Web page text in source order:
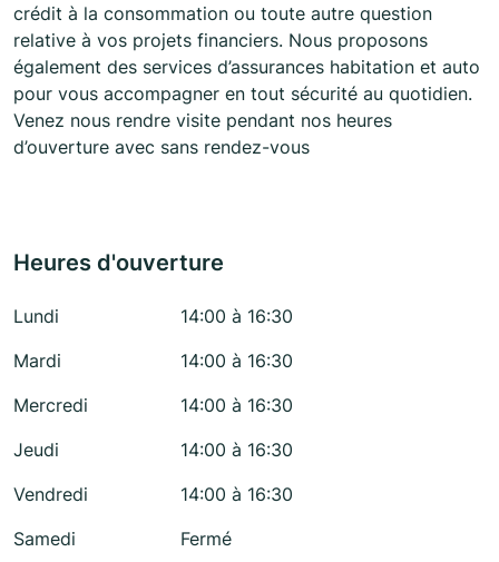
crédit à la consommation ou toute autre question
relative à vos projets financiers. Nous proposons
également des services d’assurances habitation et auto
pour vous accompagner en tout sécurité au quotidien.
Venez nous rendre visite pendant nos heures
d’ouverture avec sans rendez-vous
Heures d'ouverture
Lundi
14:00 à 16:30
Mardi
14:00 à 16:30
Mercredi
14:00 à 16:30
Jeudi
14:00 à 16:30
Vendredi
14:00 à 16:30
Samedi
Fermé